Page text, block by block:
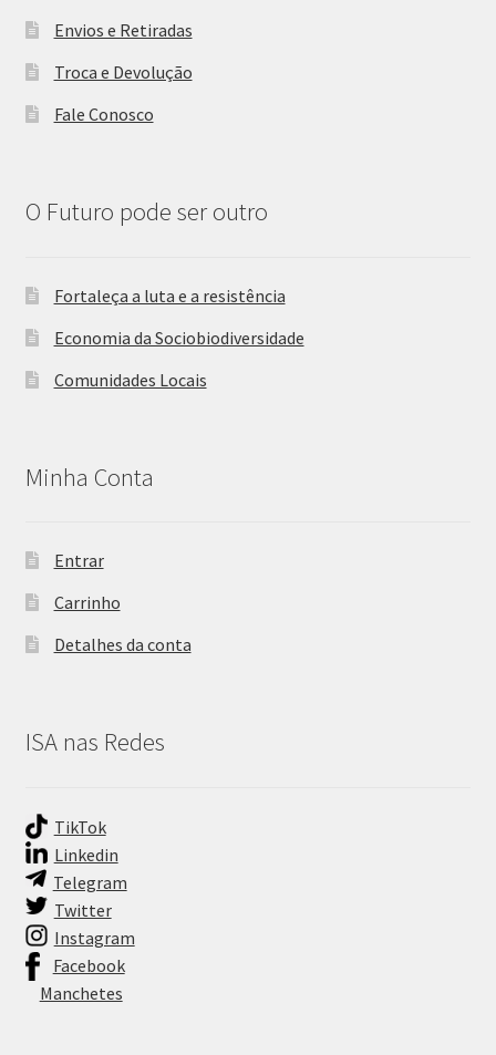
Envios e Retiradas
Troca e Devolução
Fale Conosco
O Futuro pode ser outro
Fortaleça a luta e a resistência
Economia da Sociobiodiversidade
Comunidades Locais
Minha Conta
Entrar
Carrinho
Detalhes da conta
ISA nas Redes
TikTok
Linkedin
Telegram
Twitter
Instagram
Facebook
Manchetes